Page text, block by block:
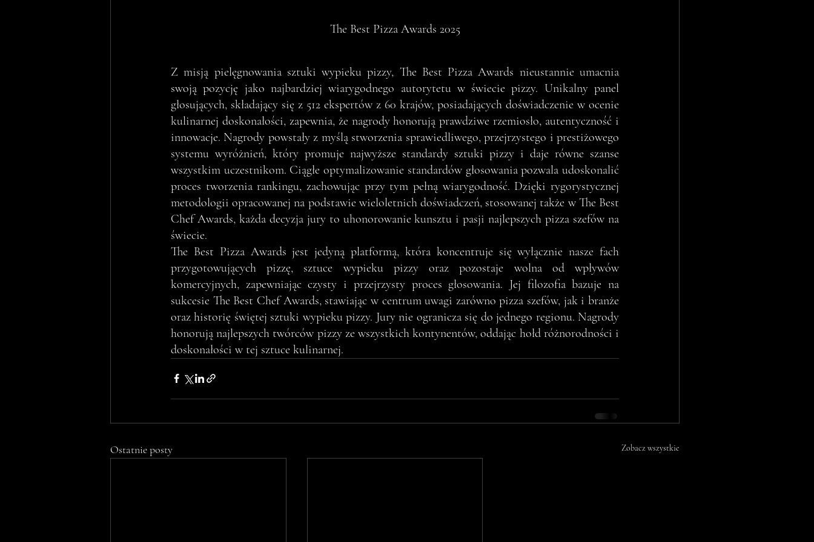
The Best Pizza Awards 2025
Z misją pielęgnowania sztuki wypieku pizzy, The Best Pizza Awards nieustannie umacnia
swoją pozycję jako najbardziej wiarygodnego autorytetu w świecie pizzy. Unikalny panel
głosujących, składający się z 512 ekspertów z 60 krajów, posiadających doświadczenie w ocenie
kulinarnej doskonałości, zapewnia, że nagrody honorują prawdziwe rzemiosło, autentyczność i
innowacje. Nagrody powstały z myślą stworzenia sprawiedliwego, przejrzystego i prestiżowego
systemu wyróżnień, który promuje najwyższe standardy sztuki pizzy i daje równe szanse
wszystkim uczestnikom. Ciągłe optymalizowanie standardów głosowania pozwala udoskonalić
proces tworzenia rankingu, zachowując przy tym pełną wiarygodność. Dzięki rygorystycznej
metodologii opracowanej na podstawie wieloletnich doświadczeń, stosowanej także w The Best
Chef Awards, każda decyzja jury to uhonorowanie kunsztu i pasji najlepszych pizza szefów na
świecie.
The Best Pizza Awards jest jedyną platformą, która koncentruje się wyłącznie nasze fach
przygotowujących pizzę, sztuce wypieku pizzy oraz pozostaje wolna od wpływów
komercyjnych, zapewniając czysty i przejrzysty proces głosowania. Jej filozofia bazuje na
sukcesie The Best Chef Awards, stawiając w centrum uwagi zarówno pizza szefów, jak i branże
oraz historię świętej sztuki wypieku pizzy. Jury nie ogranicza się do jednego regionu. Nagrody
honorują najlepszych twórców pizzy ze wszystkich kontynentów, oddając hołd różnorodności i
doskonałości w tej sztuce kulinarnej.
Ostatnie posty Zobacz wszystkie